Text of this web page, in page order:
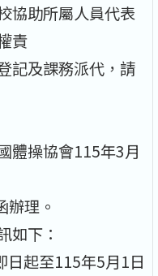
協助所屬人員代表
責
記及課務派代，請
體操協會115年3月
辦理。
如下：
日起至115年5月1日